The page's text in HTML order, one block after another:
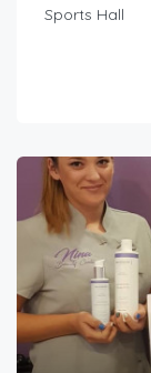
Sports Hall